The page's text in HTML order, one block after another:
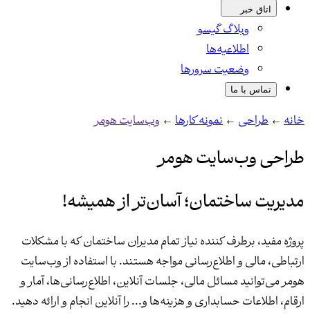
اتاق خبر
وبلاگ گیسو
اطلاعیه‌ها
وضعیت سرورها
تماس با ما
خانه ← طراحی ← نمونه کارها ← وب‌سایت هومر
طراحی وب‌سایت هومر
مدیریت ساختمان؛ آسان‌تر از همیشه!
پروژه مفید، برطرف کننده نیاز تمام مدیران ساختمان که با مشکلات
ارتباطی، مالی و اطلاع‌رسانی مواجه هستند. با استفاده از وب‌‌سایت
هومر می‌توانید مسائل مالی، جلسات آنلاین، اطلاع‌رسانی‌ها، آمار و
ارقام، اطلاعات حسابداری و هزینه‌ها و... را آنلاین انجام و ارائه دهید.